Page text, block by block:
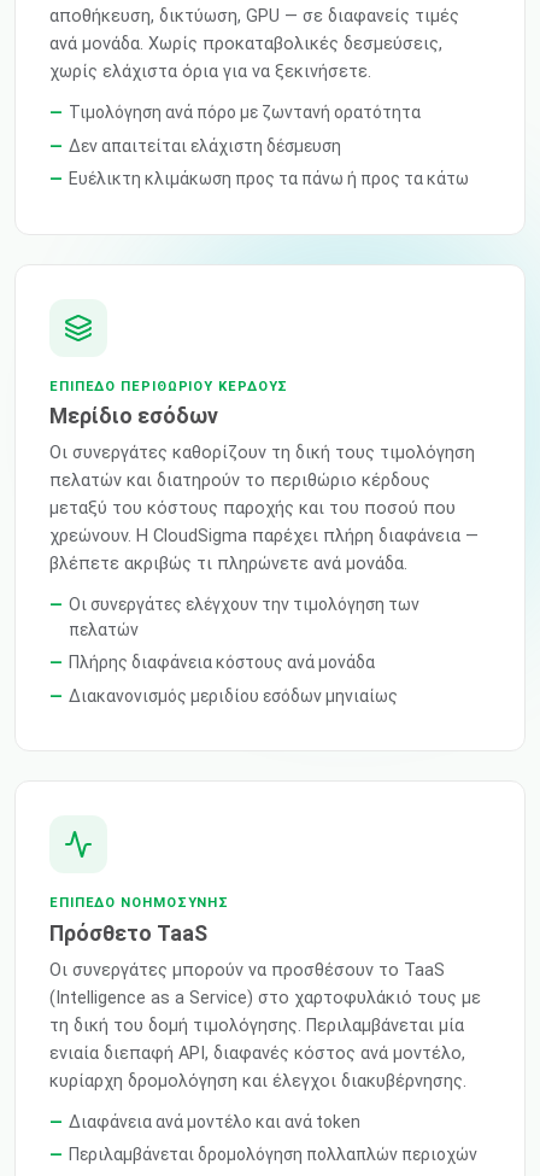
αποθήκευση, δικτύωση, GPU — σε διαφανείς τιμές
ανά μονάδα. Χωρίς προκαταβολικές δεσμεύσεις,
χωρίς ελάχιστα όρια για να ξεκινήσετε.
Τιμολόγηση ανά πόρο με ζωντανή ορατότητα
Δεν απαιτείται ελάχιστη δέσμευση
Ευέλικτη κλιμάκωση προς τα πάνω ή προς τα κάτω
ΕΠΊΠΕΔΟ ΠΕΡΙΘΩΡΊΟΥ ΚΈΡΔΟΥΣ
Μερίδιο εσόδων
Οι συνεργάτες καθορίζουν τη δική τους τιμολόγηση
πελατών και διατηρούν το περιθώριο κέρδους
μεταξύ του κόστους παροχής και του ποσού που
χρεώνουν. Η CloudSigma παρέχει πλήρη διαφάνεια —
βλέπετε ακριβώς τι πληρώνετε ανά μονάδα.
Οι συνεργάτες ελέγχουν την τιμολόγηση των
πελατών
Πλήρης διαφάνεια κόστους ανά μονάδα
Διακανονισμός μεριδίου εσόδων μηνιαίως
ΕΠΊΠΕΔΟ ΝΟΗΜΟΣΎΝΗΣ
Πρόσθετο TaaS
Οι συνεργάτες μπορούν να προσθέσουν το TaaS
(Intelligence as a Service) στο χαρτοφυλάκιό τους με
τη δική του δομή τιμολόγησης. Περιλαμβάνεται μία
ενιαία διεπαφή API, διαφανές κόστος ανά μοντέλο,
κυρίαρχη δρομολόγηση και έλεγχοι διακυβέρνησης.
Διαφάνεια ανά μοντέλο και ανά token
Περιλαμβάνεται δρομολόγηση πολλαπλών περιοχών